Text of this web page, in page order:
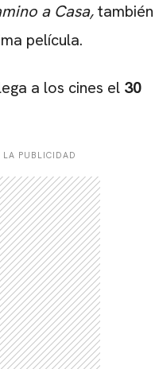
a Casa,también
película.
a los cines el 30
PUBLICIDAD